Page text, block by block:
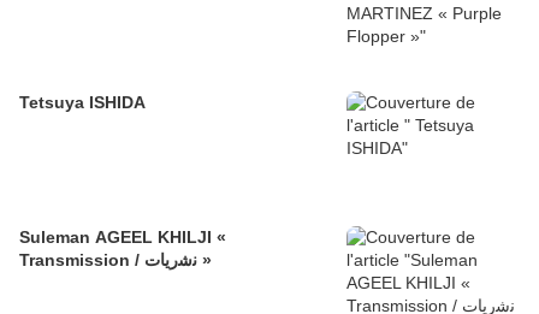
Tetsuya ISHIDA
Suleman AGEEL KHILJI «
Transmission / ﻧﺷرﯾﺎت »